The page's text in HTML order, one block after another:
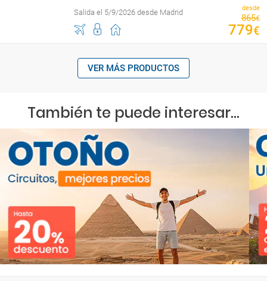
Salida el 5/9/2026 desde Madrid desde
865€
779€
VER MÁS PRODUCTOS
También te puede interesar...